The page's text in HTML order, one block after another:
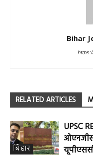
Bihar
RELATED ARTICLES
बिहार
UPSC